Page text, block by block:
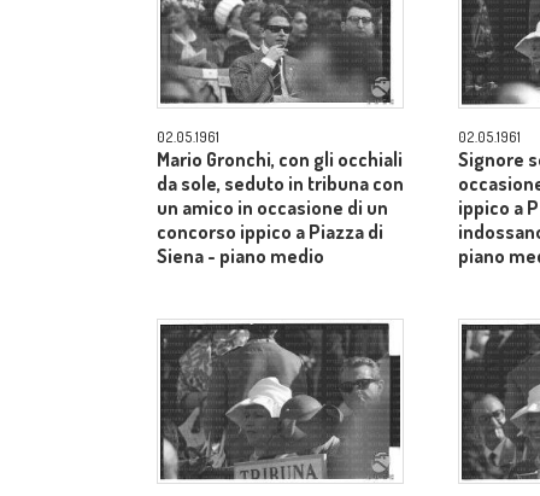
02.05.1961
Mario Gronchi, con gli occhiali
da sole, seduto in tribuna con
un amico in occasione di un
concorso ippico a Piazza di
Siena - piano medio
02.05.1961
Signore
ippico a
piano